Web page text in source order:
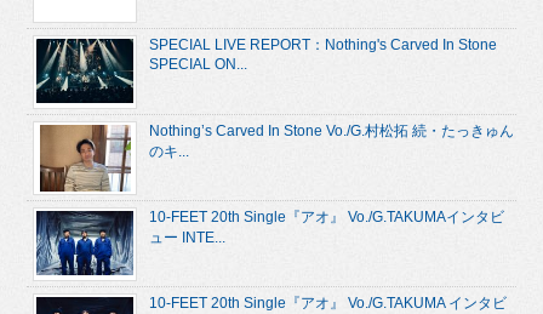
SPECIAL LIVE REPORT：Nothing's Carved In Stone
SPECIAL ON...
Nothing’s Carved In Stone Vo./G.村松拓 続・たっきゅん
のキ...
10-FEET 20th Single『アオ』 Vo./G.TAKUMAインタビ
ュー INTE...
10-FEET 20th Single『アオ』 Vo./G.TAKUMA インタビ